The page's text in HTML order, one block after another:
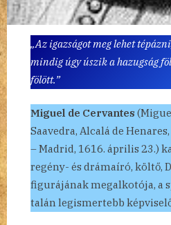
„Az igazságot meg lehet
mindig úgy úszik a hazugság
fölött.”
Miguel de Cervantes
Saavedra, Alcalá de
– Madrid, 1616. április 23.)
regény- és drámaíró, költő,
figurájának megalkotója, a
talán legismertebb